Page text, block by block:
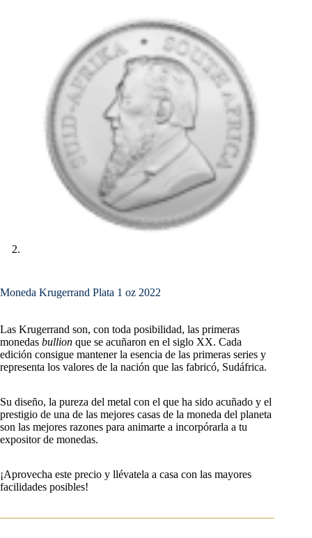
Moneda Krugerrand Plata 1 oz 2022
Las Krugerrand son, con toda posibilidad, las primeras
monedas bullion que se acuñaron en el siglo XX. Cada
edición consigue mantener la esencia de las primeras series y
representa los valores de la nación que las fabricó, Sudáfrica.
Su diseño, la pureza del metal con el que ha sido acuñado y el
prestigio de una de las mejores casas de la moneda del planeta
son las mejores razones para animarte a incorpórarla a tu
expositor de monedas.
¡Aprovecha este precio y llévatela a casa con las mayores
facilidades posibles!